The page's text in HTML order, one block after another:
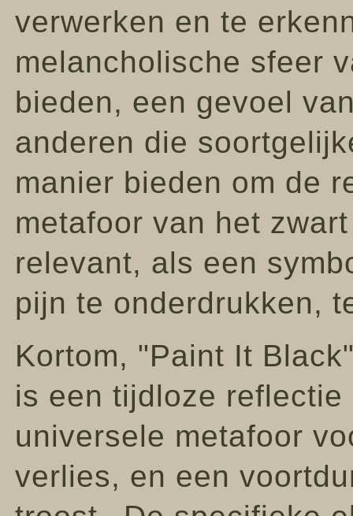
verwerken en te
melancholische sfeer
bieden, een gevoel
anderen die
manier bieden om de
metafoor van het
relevant, als een
pijn te onderdrukken,
Kortom, "Paint It
is een tijdloze
universele metafoor
verlies, en een